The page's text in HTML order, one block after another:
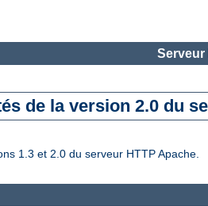
Serveur
de la version 2.0 du
1.3 et 2.0 du serveur HTTP Apache.